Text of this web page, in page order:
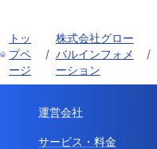
トッ
プペ
ージ
/
株式会社グロー
バルインフォメ
ーション
/
運営会社
サービス・料金